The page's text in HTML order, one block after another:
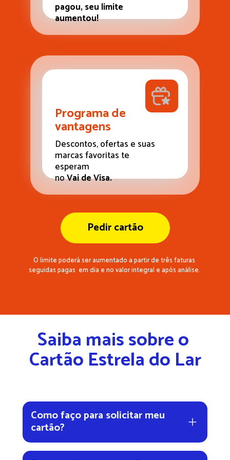
Programa de
vantagens
Descontos, ofertas e suas
marcas favoritas te
esperam
no Vai de Visa.
pagou, seu limite
aumentou!
Pedir cartão
O limite poderá ser aumentado a partir de três faturas
seguidas pagas  em dia e no valor integral e após análise.
Cartão Estrela do Lar
Como faço para solicitar meu
cartão?
É simples! Você pode solicitar pelo WhatsApp